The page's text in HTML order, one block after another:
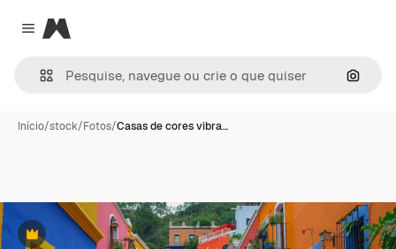
Close menu
Magnific
Início/stock/Fotos/Casas de cores vibra…
Premium